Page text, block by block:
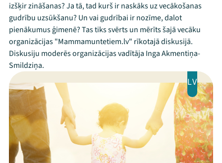
izšķir zināšanas? Ja tā, tad kurš ir naskāks uz vecākošanas
gudrību uzsūkšanu? Un vai gudrībai ir nozīme, dalot
pienākumus ģimenē? Tas tiks svērts un mērīts šajā vecāku
organizācijas "Mammamuntetiem.lv" rīkotajā diskusijā.
Diskusiju moderēs organizācijas vadītāja Inga Akmentiņa-
Smildziņa.
LV